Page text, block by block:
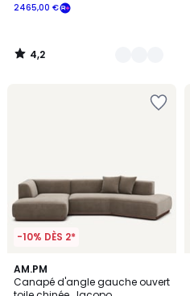
2465,00 €
4,2
/
-10% DÈS 2*
AM.PM
Canapé d'angle gauche ouvert
4
/
7
Couleurs